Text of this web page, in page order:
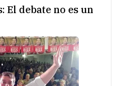
El debate no es un